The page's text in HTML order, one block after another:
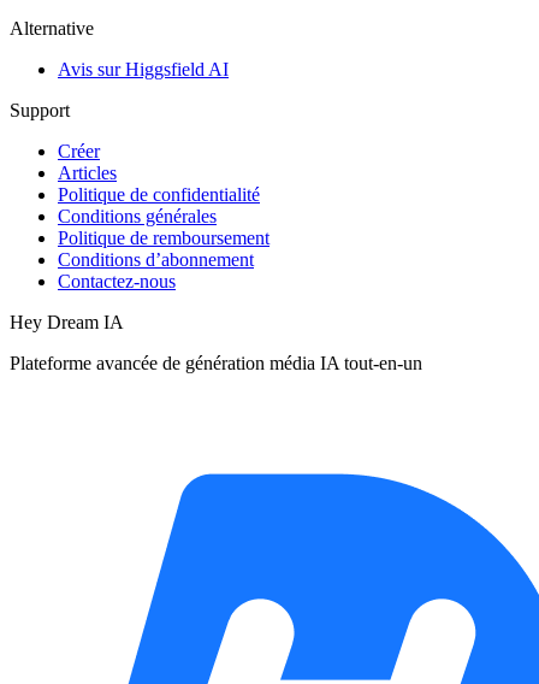
Alternative
Avis sur Higgsfield AI
Support
Créer
Articles
Politique de confidentialité
Conditions générales
Politique de remboursement
Conditions d’abonnement
Contactez-nous
Hey Dream IA
Plateforme avancée de génération média IA tout-en-un